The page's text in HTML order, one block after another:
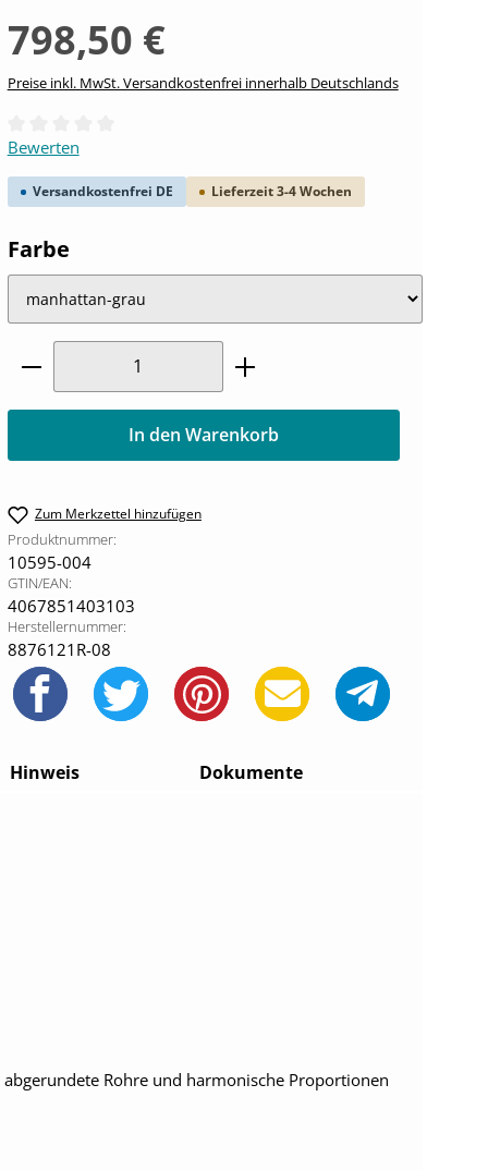
798,50 €
Preise inkl. MwSt. Versandkostenfrei innerhalb Deutschlands
Durchschnittliche Bewertung von 0 von 5 Sternen
Bewerten
Versandkostenfrei DE Lieferzeit 3-4 Wochen
Farbeauswählen
Produkt Anzahl: Gib den
In den Warenkorb
Zum Merkzettel hinzufügen
Produktnummer:
10595-004
GTIN/EAN:
4067851403103
Herstellernummer:
8876121R-08
Hinweis Dokumente
Rohre und harmonische Proportionen